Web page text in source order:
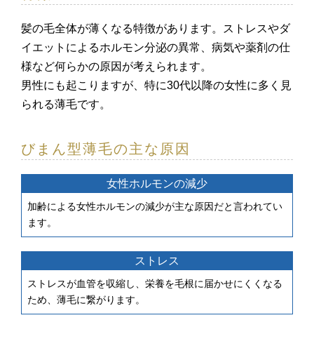
髪の毛全体が薄くなる特徴があります。ストレスやダ
イエットによるホルモン分泌の異常、病気や薬剤の仕
様など何らかの原因が考えられます。
男性にも起こりますが、特に30代以降の女性に多く見
られる薄毛です。
びまん型薄毛の主な原因
女性ホルモンの減少
加齢による女性ホルモンの減少が主な原因だと言われてい
ます。
ストレス
ストレスが血管を収縮し、栄養を毛根に届かせにくくなる
ため、薄毛に繋がります。